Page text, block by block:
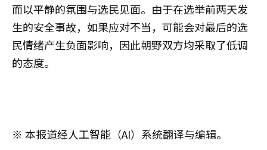
而以平静的氛围与选民见面。由于在选举前两天发
生的安全事故，如果应对不当，可能会对最后的选
民情绪产生负面影响，因此朝野双方均采取了低调
的态度。
※ 本报道经人工智能（AI）系统翻译与编辑。